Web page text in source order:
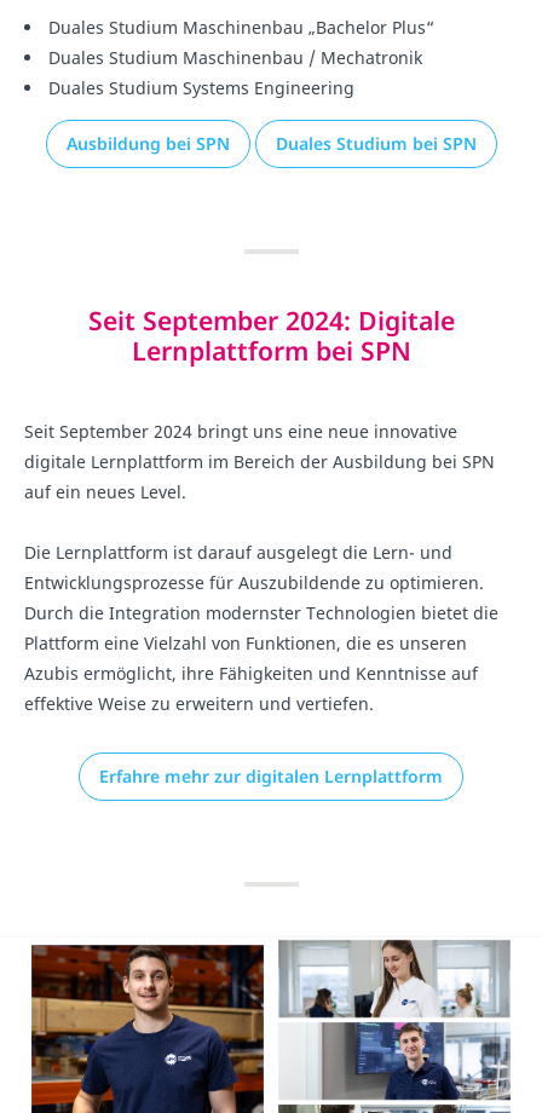
Duales Studium Maschinenbau „Bachelor Plus“
Duales Studium Maschinenbau / Mechatronik
Duales Studium Systems Engineering
Ausbildung bei SPN Duales Studium bei SPN
Seit September 2024: Digitale
Lernplattform bei SPN
Seit September 2024 bringt uns eine neue innovative
digitale Lernplattform im Bereich der Ausbildung bei SPN
auf ein neues Level.
Die Lernplattform ist darauf ausgelegt die Lern- und
Entwicklungsprozesse für Auszubildende zu optimieren.
Durch die Integration modernster Technologien bietet die
Plattform eine Vielzahl von Funktionen, die es unseren
Azubis ermöglicht, ihre Fähigkeiten und Kenntnisse auf
effektive Weise zu erweitern und vertiefen.
Erfahre mehr zur digitalen Lernplattform